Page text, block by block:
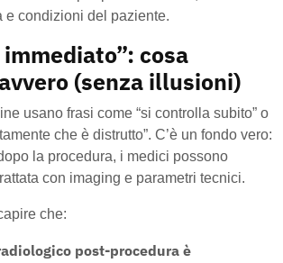
e condizioni del paziente.
cosa
(senza illusioni)
usano frasi come “si controlla subito” o
che è distrutto”. C’è un fondo vero:
la procedura, i medici possono
con imaging e parametri tecnici.
che:
post-procedura è